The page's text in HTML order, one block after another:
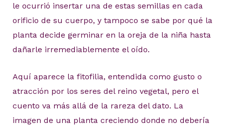
le ocurrió insertar una de estas semillas en cada
orificio de su cuerpo, y tampoco se sabe por qué la
planta decide germinar en la oreja de la niña hasta
dañarle irremediablemente el oído.
Aquí aparece la fitofilia, entendida como gusto o
atracción por los seres del reino vegetal, pero el
cuento va más allá de la rareza del dato. La
imagen de una planta creciendo donde no debería